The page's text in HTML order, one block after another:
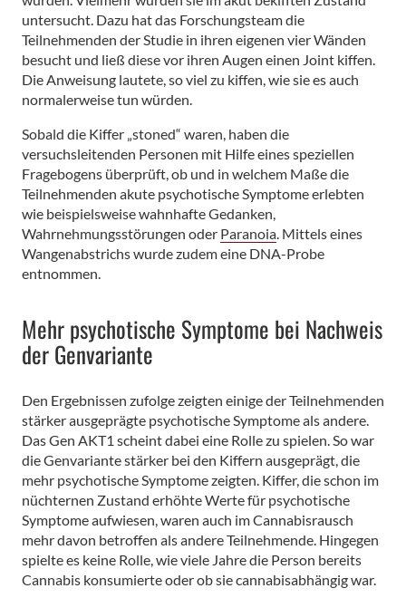
untersucht. Dazu hat das Forschungsteam die
Teilnehmenden der Studie in ihren eigenen vier Wänden
besucht und ließ diese vor ihren Augen einen Joint kiffen.
Die Anweisung lautete, so viel zu kiffen, wie sie es auch
normalerweise tun würden.
Sobald die Kiffer „stoned“ waren, haben die
versuchsleitenden Personen mit Hilfe eines speziellen
Fragebogens überprüft, ob und in welchem Maße die
Teilnehmenden akute psychotische Symptome erlebten
wie beispielsweise wahnhafte Gedanken,
Wahrnehmungsstörungen oder Paranoia. Mittels eines
Wangenabstrichs wurde zudem eine DNA-Probe
entnommen.
Mehr psychotische Symptome bei Nachweis
der Genvariante
Den Ergebnissen zufolge zeigten einige der Teilnehmenden
stärker ausgeprägte psychotische Symptome als andere.
Das Gen AKT1 scheint dabei eine Rolle zu spielen. So war
die Genvariante stärker bei den Kiffern ausgeprägt, die
mehr psychotische Symptome zeigten. Kiffer, die schon im
nüchternen Zustand erhöhte Werte für psychotische
Symptome aufwiesen, waren auch im Cannabisrausch
mehr davon betroffen als andere Teilnehmende. Hingegen
spielte es keine Rolle, wie viele Jahre die Person bereits
Cannabis konsumierte oder ob sie cannabisabhängig war.